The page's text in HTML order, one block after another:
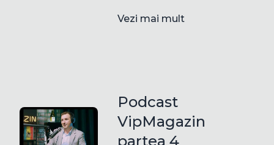
Vezi mai mult
Podcast
VipMagazin
partea 4